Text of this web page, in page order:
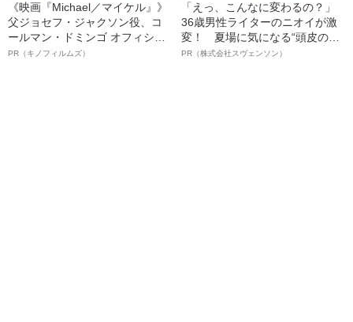
《映画『Michael／マイケル』》
父ジョセフ・ジャクソン役、コ
ールマン・ドミンゴ オフィシャ
ルインタビュー“観客を魅了した
PR（キノフィルムズ）
「えっ、こんなに変わるの？」
36歳男性ライターのニオイが激
変！ 夏場に気になる“頭皮のニ
オイ”や“ベタつき”を解消す
PR（株式会社スヴェンソン）